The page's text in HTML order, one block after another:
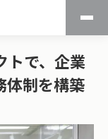
トで、企業
体制を構築